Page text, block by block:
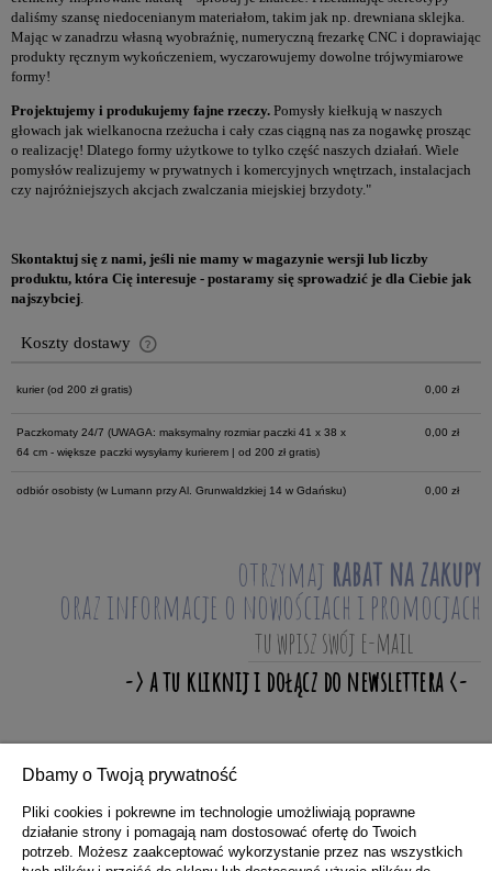
daliśmy szansę niedocenianym materiałom, takim jak np. drewniana sklejka.
Mając w zanadrzu własną wyobraźnię, numeryczną frezarkę CNC i doprawiając
produkty ręcznym wykończeniem, wyczarowujemy dowolne trójwymiarowe
formy!
Projektujemy i produkujemy fajne rzeczy. Pomysły kiełkują w naszych
głowach jak wielkanocna rzeżucha i cały czas ciągną nas za nogawkę prosząc
o realizację! Dlatego formy użytkowe to tylko część naszych działań. Wiele
pomysłów realizujemy w prywatnych i komercyjnych wnętrzach, instalacjach
czy najróżniejszych akcjach zwalczania miejskiej brzydoty."
Skontaktuj się z nami, jeśli nie mamy w magazynie wersji lub liczby
produktu, która Cię interesuje - postaramy się sprowadzić je dla Ciebie jak
najszybciej
Koszty dostawy
Cena nie zawiera ewentualnych kosztów płatności
kurier (od 200 zł gratis) 0,00 zł
Paczkomaty 24/7 (UWAGA: maksymalny rozmiar paczki 41 x 38 x
64 cm - większe paczki wysyłamy kurierem | od 200 zł gratis)
0,00 zł
odbiór osobisty (w Lumann przy Al. Grunwaldzkiej 14 w Gdańsku) 0,00 zł
otrzymaj rabat na zakupy
oraz informacje o nowościach i promocjach
ZAKUPY
POMOC
Dbamy o Twoją prywatność
Pliki cookies i pokrewne im technologie umożliwiają poprawne
działanie strony i pomagają nam dostosować ofertę do Twoich
potrzeb. Możesz zaakceptować wykorzystanie przez nas wszystkich